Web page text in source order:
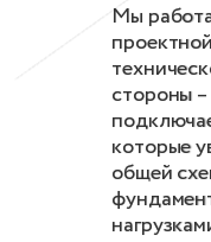
Мы
стороны
которые
общей